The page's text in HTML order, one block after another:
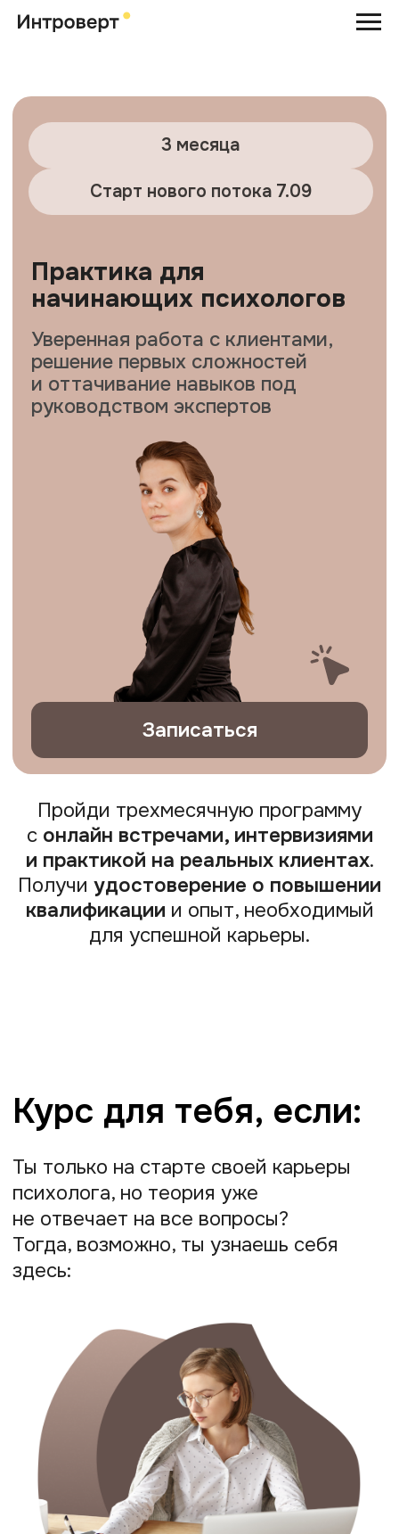
Записаться
решение первых сложностей
и оттачивание навыков под
руководством экспертов
Практика для
начинающих психологов
Старт нового потока 7.09
Пройди трехмесячную программу
онлайн встречами, интервизиями
и практикой на реальных клиентах
удостоверение о повышении
и опыт, необходимый
для успешной карьеры.
Курс для тебя, если:
Ты только на старте своей карьеры
психолога, но теория уже
не отвечает на все вопросы?
Тогда, возможно, ты узнаешь себя
здесь:
Первая встреча с клиентом — как
катание на американских горках:
ты вроде бы готов,
но не понимаешь, почему всё
кажется таким сложным. Как
выстраивать контакт и доверие,
Каждая сессия — испытание
на прочность: то стеснение
клиента, то неясный запрос,
то недовольство результатами. Как
ты ни стараешься, но без практики
сложно уловить настоящие
«красные флаги» и понимать, когда
нужно поддерживать, а когда —
поставить границы.